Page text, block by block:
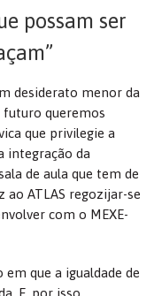
possam ser
desiderato menor da
futuro queremos
que privilegie a
integração da
de aula que tem de
ATLAS regozijar-se
com o MEXE-
que a igualdade de
E, por isso,